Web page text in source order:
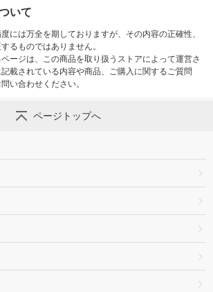
いて
には万全を期しておりますが、その内容の正確性、
るものではありません。
ージは、この商品を取り扱うストアによって運営さ
載されている内容や商品、ご購入に関するご質問
い合わせください。
ページトップへ